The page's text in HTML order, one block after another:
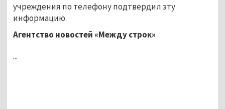
учреждения по телефону подтвердил эту
информацию.
Агентство новостей «Между строк»
...